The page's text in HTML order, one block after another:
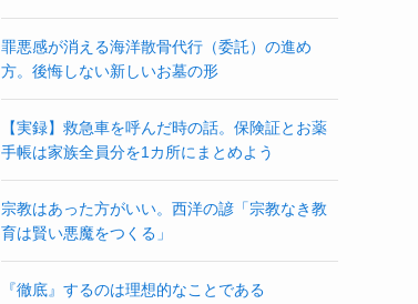
罪悪感が消える海洋散骨代行（委託）の進め
方。後悔しない新しいお墓の形
【実録】救急車を呼んだ時の話。保険証とお薬
手帳は家族全員分を1カ所にまとめよう
宗教はあった方がいい。西洋の諺「宗教なき教
育は賢い悪魔をつくる」
『徹底』するのは理想的なことである